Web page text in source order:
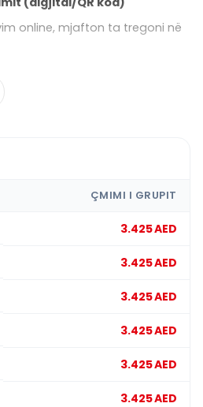
online, mjafton ta tregoni në
peisazhet panoramike
për pasqyrat dhe dritën që
e ftohtë për shkak të klimës.
ÇMIMI I GRUPIT
3.425 AED
3.425 AED
3.425 AED
3.425 AED
3.425 AED
3.425 AED